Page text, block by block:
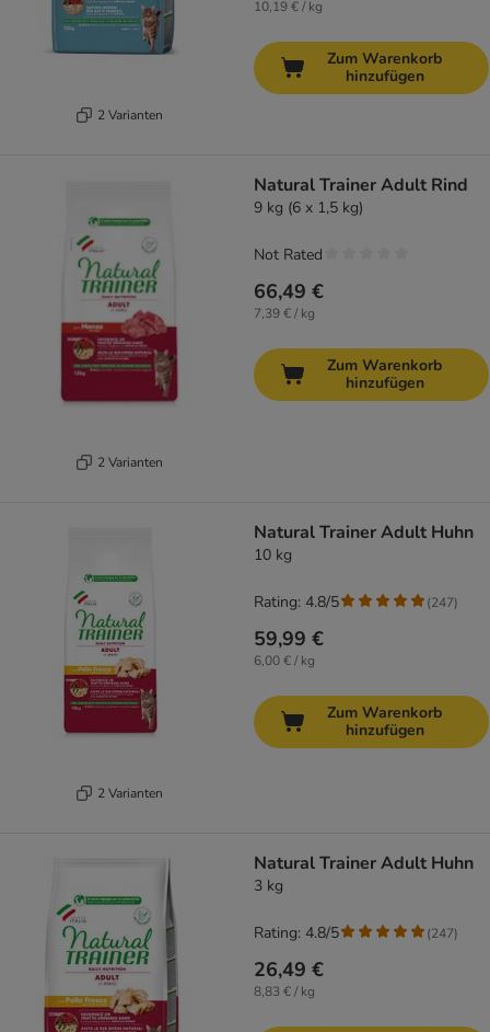
2 Varianten
10,19 € / kg
Zum Warenkorb
hinzufügen
2 Varianten
Natural Trainer Adult Rind
9 kg (6 x 1,5 kg)
66,49 €
7,39 € / kg
Not Rated
Zum Warenkorb
hinzufügen
2 Varianten
Natural Trainer Adult Huhn
10 kg
59,99 €
6,00 € / kg
Rating: 4.8/5 (247)
Zum Warenkorb
hinzufügen
Natural Trainer Adult Huhn
3 kg
26,49 €
8,83 € / kg
Rating: 4.8/5 (247)